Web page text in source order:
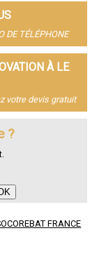
DE TÉLÉPHONE
À LE
votre devis gratuit
?
FRANCE